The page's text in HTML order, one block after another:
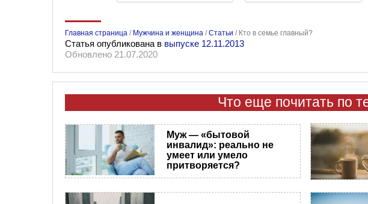
Главная страница / Мужчина и женщина /Статьи / Кто в семье главный?
Статья опубликована в выпуске 12.11.2013
Обновлено 21.07.2020
Что еще почитать по
Муж — «бытовой
инвалид»: реально не
умеет или умело
притворяется?